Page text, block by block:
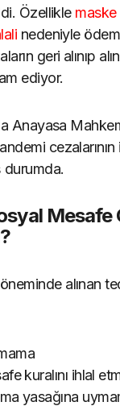
Özellikle maske
nedeniyle
geri alınıp
ediyor.
Anayasa
durumda.
Mesafe
alınan
kuralını ihlal
yasağına